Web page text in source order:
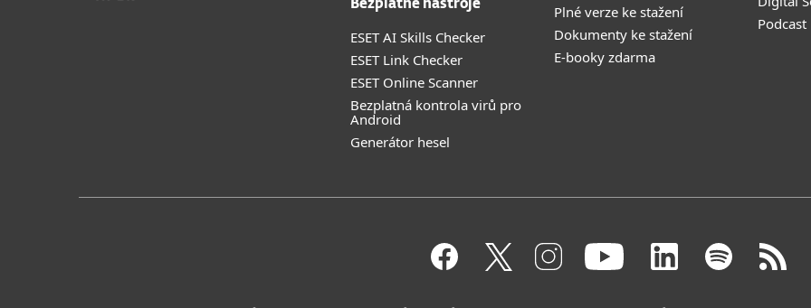
Bezplatné nástroje
ESET AI Skills Checker
ESET Link Checker
ESET Online Scanner
Bezplatná kontrola virů pro
Android
Generátor hesel
Plné verze ke stažení
Dokumenty ke stažení
E-booky zdarma
Podcast